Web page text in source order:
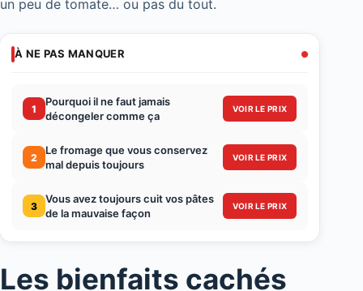
un peu de tomate… ou pas du tout.
À NE PAS MANQUER
1
Pourquoi il ne faut jamais
décongeler comme ça
VOIR LE PRIX
2
Le fromage que vous conservez
mal depuis toujours
VOIR LE PRIX
3
Vous avez toujours cuit vos pâtes
de la mauvaise façon
VOIR LE PRIX
Les bienfaits cachés